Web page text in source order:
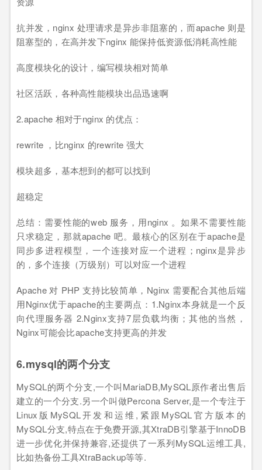
抗并发，nginx 处理请求是异步非阻塞的，而apache 则是
阻塞型的，在高并发下nginx 能保持低资源低消耗高性能
高度模块化的设计，编写模块相对简单
社区活跃，各种高性能模块出品迅速啊
2.apache 相对于nginx 的优点：
rewrite ，比nginx 的rewrite 强大
模块超多，基本想到的都可以找到
超稳定
总结：需要性能的web 服务，用nginx 。如果不需要性能
只求稳定，那就apache 吧。最核心的区别在于apache是
同步多进程模型，一个连接对应一个进程；nginx是异步
的，多个连接（万级别）可以对应一个进程
Apache 对 PHP 支持比较简单，Nginx 需要配合其他后端
用Nginx优于apache的主要两点：1.Nginx本身就是一个反
向代理服务器 2.Nginx支持7层负载均衡；其他的当然，
Nginx可能会比apache支持更高的并发
6.mysql的两个分支
MySQL的两个分支,一个叫MariaDB,MySQL原作者出售后
建立的一个分支.另一个叫做Percona Server,是一个专注于
Linux版MySQL开发和运维,紧跟MySQL官方版本的
MySQL分支,特点在于免费开源,其XtraDB引擎基于InnoDB
进一步优化并保持兼容,还提供了一系列MySQL运维工具,
比如热备份工具XtraBackup等等.